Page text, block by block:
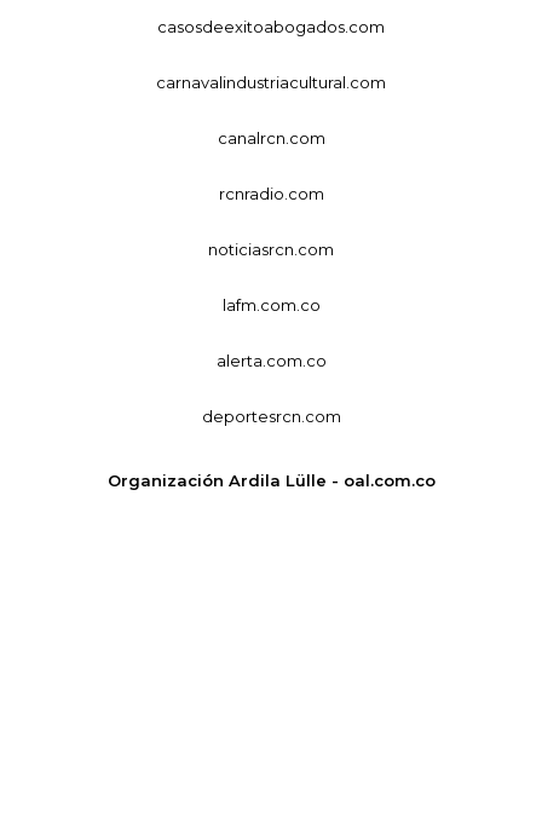
casosdeexitoabogados.com
carnavalindustriacultural.com
canalrcn.com
rcnradio.com
noticiasrcn.com
lafm.com.co
alerta.com.co
deportesrcn.com
Organización Ardila Lülle - oal.com.co